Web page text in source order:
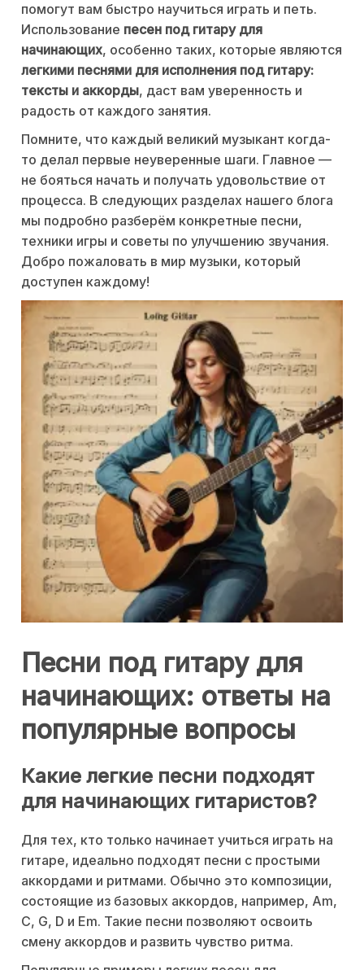
помогут вам быстро научиться играть и петь.
Использование песен под гитару для
начинающих, особенно таких, которые являются
легкими песнями для исполнения под гитару:
тексты и аккорды, даст вам уверенность и
радость от каждого занятия.
Помните, что каждый великий музыкант когда-
то делал первые неуверенные шаги. Главное —
не бояться начать и получать удовольствие от
процесса. В следующих разделах нашего блога
мы подробно разберём конкретные песни,
техники игры и советы по улучшению звучания.
Добро пожаловать в мир музыки, который
доступен каждому!
Песни под гитару для
начинающих: ответы на
популярные вопросы
Какие легкие песни подходят
для начинающих гитаристов?
Для тех, кто только начинает учиться играть на
гитаре, идеально подходят песни с простыми
аккордами и ритмами. Обычно это композиции,
состоящие из базовых аккордов, например, Am,
C, G, D и Em. Такие песни позволяют освоить
смену аккордов и развить чувство ритма.